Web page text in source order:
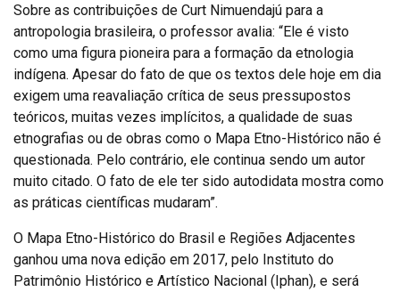
Sobre as contribuições de Curt Nimuendajú para a
antropologia brasileira, o professor avalia: “Ele é visto
como uma figura pioneira para a formação da etnologia
indígena. Apesar do fato de que os textos dele hoje em dia
exigem uma reavaliação crítica de seus pressupostos
teóricos, muitas vezes implícitos, a qualidade de suas
etnografias ou de obras como o Mapa Etno-Histórico não é
questionada. Pelo contrário, ele continua sendo um autor
muito citado. O fato de ele ter sido autodidata mostra como
as práticas científicas mudaram”.
O Mapa Etno-Histórico do Brasil e Regiões Adjacentes
ganhou uma nova edição em 2017, pelo Instituto do
Patrimônio Histórico e Artístico Nacional (Iphan), e será